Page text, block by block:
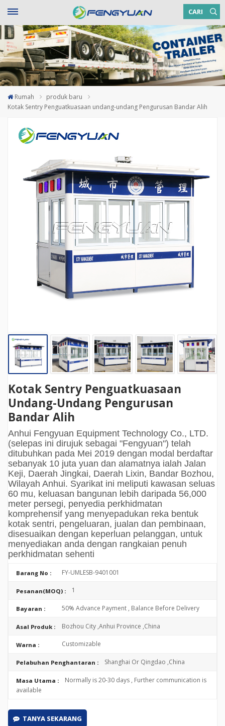
CARI
Rumah
produk baru
Kotak Sentry Penguatkuasaan undang-undang Pengurusan Bandar Alih
Kotak Sentry Penguatkuasaan
Undang-Undang Pengurusan
Bandar Alih
Anhui Fengyuan Equipment Technology Co., LTD.
(selepas ini dirujuk sebagai "Fengyuan") telah
ditubuhkan pada Mei 2019 dengan modal berdaftar
sebanyak 10 juta yuan dan alamatnya ialah Jalan
Keji, Daerah Jingkai, Daerah Lixin, Bandar Bozhou,
Wilayah Anhui. Syarikat ini meliputi kawasan seluas
60 mu, keluasan bangunan lebih daripada 56,000
meter persegi, penyedia perkhidmatan
komprehensif yang menyepadukan reka bentuk
kotak sentri, pengeluaran, jualan dan pembinaan,
disesuaikan dengan keperluan pelanggan, untuk
menyediakan anda dengan rangkaian penuh
perkhidmatan sehenti
Barang No : FY-UMLESB-9401001
Pesanan(MOQ) : 1
Bayaran : 50% Advance Payment , Balance Before Delivery
Asal Produk : Bozhou City ,Anhui Province ,China
Warna : Customizable
Pelabuhan Penghantaran : Shanghai Or Qingdao ,China
Masa Utama :
Normally is 20-30 days , Further communication is
available
TANYA SEKARANG